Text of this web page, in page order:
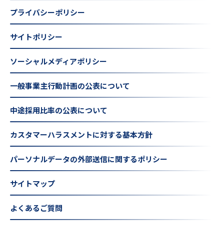
プライバシーポリシー
サイトポリシー
ソーシャルメディアポリシー
一般事業主行動計画の公表について
中途採用比率の公表について
カスタマーハラスメントに対する基本方針
パーソナルデータの外部送信に関するポリシー
サイトマップ
よくあるご質問